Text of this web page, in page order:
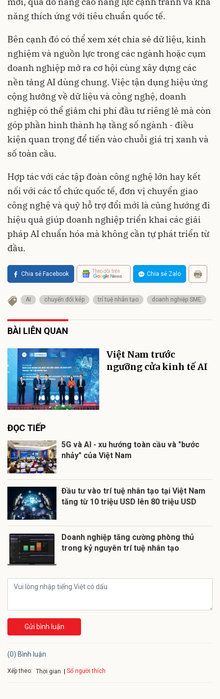
năng thích ứng với tiêu chuẩn quốc tế.
Bên cạnh đó có thể xem xét chia sẻ dữ liệu, kinh
nghiệm và nguồn lực trong các ngành hoặc cụm
doanh nghiệp mở ra cơ hội cùng xây dựng các
nền tảng AI dùng chung. Việc tận dụng hiệu ứng
cộng hưởng về dữ liệu và công nghệ, doanh
nghiệp có thể giảm chi phí đầu tư riêng lẻ mà còn
góp phần hình thành hạ tầng số ngành - điều
kiện quan trọng để tiến vào chuỗi giá trị xanh và
số toàn cầu.
Hợp tác với các tập đoàn công nghệ lớn hay kết
nối với các tổ chức quốc tế, đơn vị chuyển giao
công nghệ và quỹ hỗ trợ đổi mới là cũng hướng đi
hiệu quả giúp doanh nghiệp triển khai các giải
pháp AI chuẩn hóa mà không cần tự phát triển từ
đầu.
Chia sẻ Facebook Theo dõi trên Chia sẻ Zalo
AI chuyển đổi kép trí tuệ nhân tạo doanh nghiệp SME
BÀI LIÊN QUAN
Việt Nam trước
ngưỡng cửa kinh tế AI
ĐỌC TIẾP
5G và AI - xu hướng toàn cầu và "bước
nhảy" của Việt Nam
Đầu tư vào trí tuệ nhân tạo tại Việt Nam
tăng từ 10 triệu USD lên 80 triệu USD
Doanh nghiệp tăng cường phòng thủ
trong kỷ nguyên trí tuệ nhân tạo
Gửi bình luận
(0) Bình luận
Xếp theo: Thời gian Số người thích